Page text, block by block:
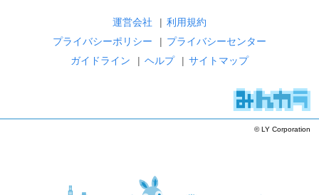
運営会社 | 利用規約
プライバシーポリシー
| プライバシーセンター
ガイドライン
| ヘルプ | サイトマップ
© LY Corporation